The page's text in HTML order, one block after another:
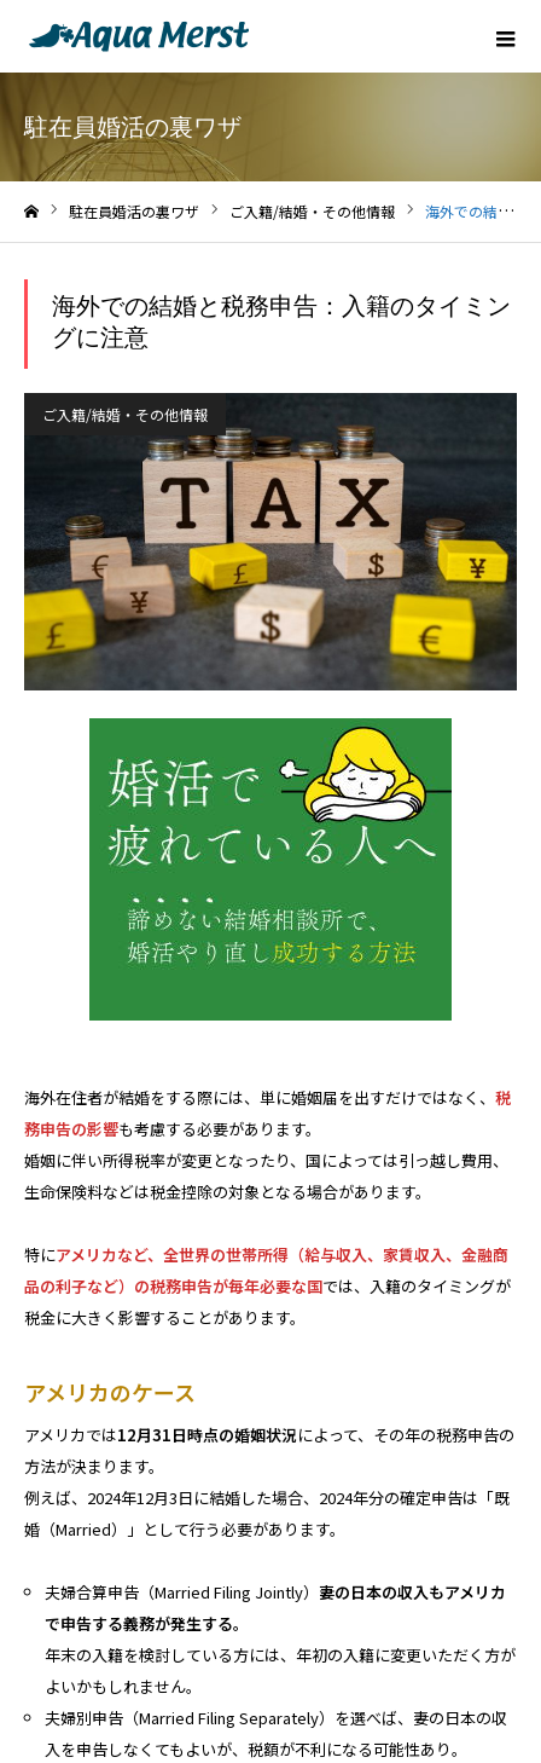
駐在員婚活の裏ワザ
駐在員婚活の裏ワザ ご入籍/結婚・その他情報 海外での結婚と税務申告：入籍のタイミングに注意
海外での結婚と税務申告：入籍のタイミン
グに注意
ご入籍/結婚・その他情報
海外在住者が結婚をする際には、単に婚姻届を出すだけではなく、 税
務申告の影響も考慮する必要があります。
婚姻に伴い所得税率が変更となったり、国によっては引っ越し費用、
生命保険料などは税金控除の対象となる場合があります。
特にアメリカなど、全世界の世帯所得（給与収入、家賃収入、金融商
品の利子など）の税務申告が毎年必要な国では、入籍のタイミングが
税金に大きく影響することがあります。
アメリカのケース
アメリカでは12月31日時点の婚姻状況によって、その年の税務申告の
方法が決まります。
例えば、2024年12月3日に結婚した場合、2024年分の確定申告は「既
婚（Married）」として行う必要があります。
夫婦合算申告（Married Filing Jointly） 妻の日本の収入もアメリカ
で申告する義務が発生する。
年末の入籍を検討している方には、年初の入籍に変更いただく方が
よいかもしれません。
夫婦別申告（Married Filing Separately）を選べば、妻の日本の収
入を申告しなくてもよいが、税額が不利になる可能性あり。